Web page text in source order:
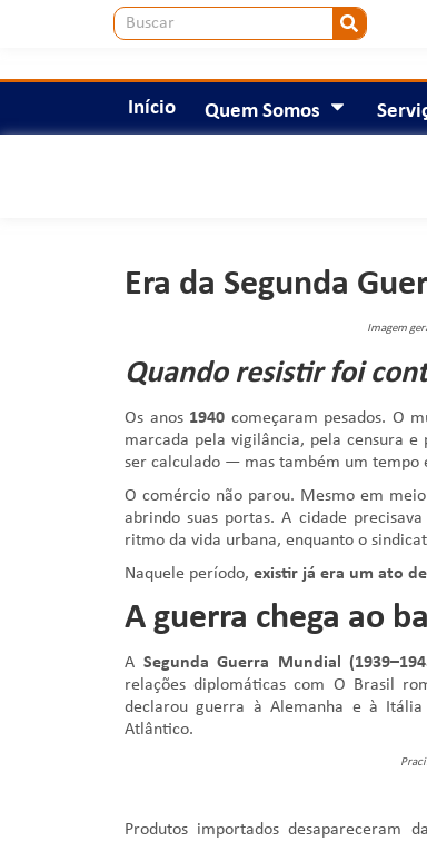
Início Quem Somos
Era da Segunda
Imagem
Quando resistir foi
Os anos 1940 começaram pesados. O
marcada pela vigilância, pela censura e
ser calculado — mas também um tempo
O comércio não parou. Mesmo em
abrindo suas portas. A cidade
ritmo da vida urbana, enquanto o
Naquele período, existir já era um ato
A guerra chega ao
A Segunda Guerra Mundial
relações diplomáticas com O Brasil
declarou guerra à Alemanha e à
Atlântico.
Produtos importados desapareceram